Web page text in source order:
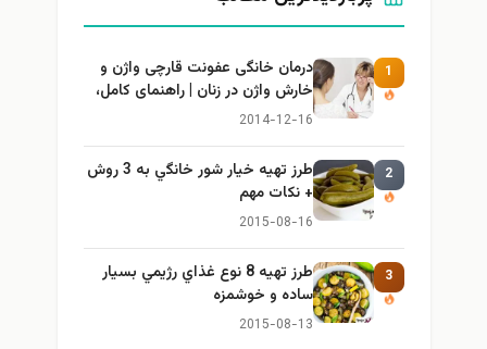
1
درمان خانگی عفونت قارچی واژن و
خارش واژن در زنان | راهنمای کامل،
ایمن و کاربردی
2014-12-16
2
طرز تهيه خیار شور خانگي به 3 روش
+ نكات مهم
2015-08-16
3
طرز تهيه 8 نوع غذاي رژيمي بسيار
ساده و خوشمزه
2015-08-13